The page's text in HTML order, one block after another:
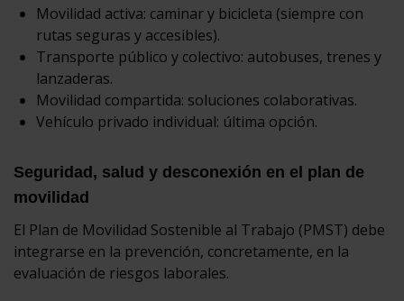
Movilidad activa: caminar y bicicleta (siempre con
rutas seguras y accesibles).
Transporte público y colectivo: autobuses, trenes y
lanzaderas.
Movilidad compartida: soluciones colaborativas.
Vehículo privado individual: última opción.
Seguridad, salud y desconexión en el plan de
movilidad
El Plan de Movilidad Sostenible al Trabajo (PMST) debe
integrarse en la prevención, concretamente, en la
evaluación de riesgos laborales.